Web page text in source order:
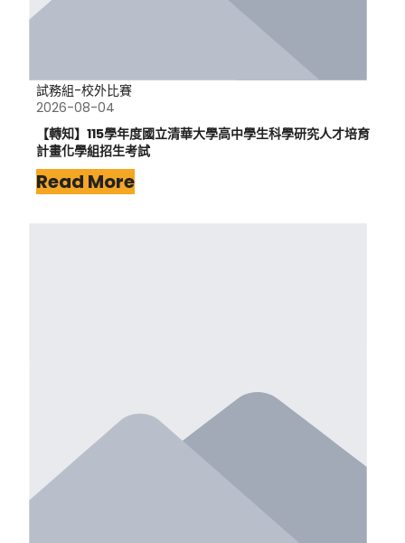
試務組-校外比賽
2026-08-04
【轉知】115學年度國立清華大學高中學生科學研究人才培育
計畫化學組招生考試
Read More